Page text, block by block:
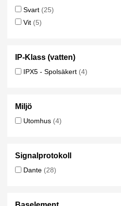
Svart (25)
Vit (5)
IP-Klass (vatten)
IPX5 - Spolsäkert (4)
Miljö
Utomhus (4)
Signalprotokoll
Dante (28)